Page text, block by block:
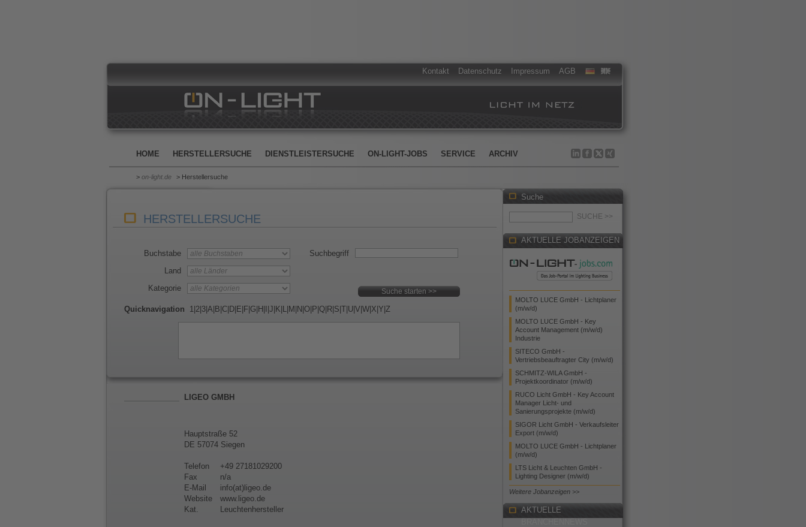
Kontakt Datenschutz Impressum AGB
HOME HERSTELLERSUCHE DIENSTLEISTERSUCHE ON-LIGHT-JOBS SERVICE ARCHIV
> on-light.de > Herstellersuche
HERSTELLERSUCHE
Buchstabe
Land
Kategorie
Suchbegriff
Quicknavigation 1 2 3 A B C D E F G H J K L M N O P Q R S T U V W X Y Z
LIGEO GMBH
Hauptstraße 52
DE 57074 Siegen
Telefon
+49 27181029200
Fax
n/a
E-Mail
info(at)ligeo.de
Website
www.ligeo.de
Kat.
Leuchtenhersteller
Suche
AKTUELLE JOBANZEIGEN
MOLTO LUCE GmbH - Lichtplaner
(m/w/d)
MOLTO LUCE GmbH - Key
Account Management (m/w/d)
Industrie
SITECO GmbH -
Vertriebsbeauftragter City (m/w/d)
SCHMITZ-WILA GmbH -
Projektkoordinator (m/w/d)
RUCO Licht GmbH - Key Account
Manager Licht- und
Sanierungsprojekte (m/w/d)
SIGOR Licht GmbH - Verkaufsleiter
Export (m/w/d)
MOLTO LUCE GmbH - Lichtplaner
(m/w/d)
LTS Licht & Leuchten GmbH -
Lighting Designer (m/w/d)
Weitere Jobanzeigen >>
AKTUELLE